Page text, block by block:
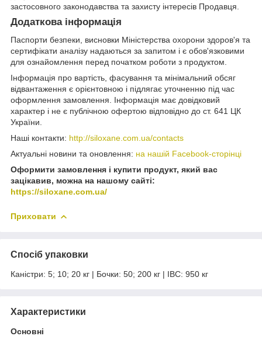
застосовного законодавства та захисту інтересів Продавця.
Додаткова інформація
Паспорти безпеки, висновки Міністерства охорони здоров'я та
сертифікати аналізу надаються за запитом і є обов'язковими
для ознайомлення перед початком роботи з продуктом.
Інформація про вартість, фасування та мінімальний обсяг
відвантаження є орієнтовною і підлягає уточненню під час
оформлення замовлення. Інформація має довідковий
характер і не є публічною офертою відповідно до ст. 641 ЦК
України.
Наші контакти: http://siloxane.com.ua/contacts
Актуальні новини та оновлення: на нашій Facebook-сторінці
Оформити замовлення і купити продукт, який вас
зацікавив, можна на нашому сайті:
https://siloxane.com.ua/
Приховати
Спосіб упаковки
Каністри: 5; 10; 20 кг | Бочки: 50; 200 кг | IBC: 950 кг
Характеристики
Основні